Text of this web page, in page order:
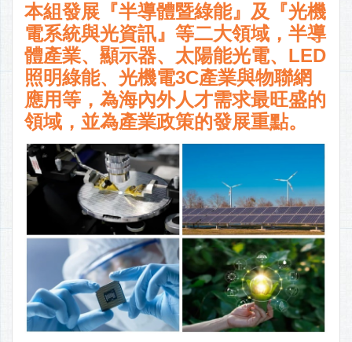
本組發展『半導體暨綠能』及『光機
電系統與光資訊』等二大領域，半導
體產業、顯示器、太陽能光電、LED
照明綠能、光機電3C產業與物聯網
應用等，為海內外人才需求最旺盛的
領域，並為產業政策的發展重點。